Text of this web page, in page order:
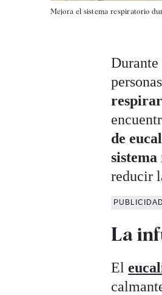
Mejora el sistema respiratorio
Durante
de
reducir
PUBLICIDAD
La
El